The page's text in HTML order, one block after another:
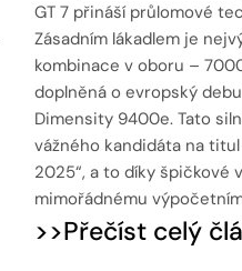
GT 7 přináší průlomové
Zásadním lákadlem je
kombinace v oboru –
doplněná o evropský
Dimensity 9400e. Tato
vážného kandidáta na titul
2025“, a to díky špičkové
mimořádnému
>>Přečíst celý